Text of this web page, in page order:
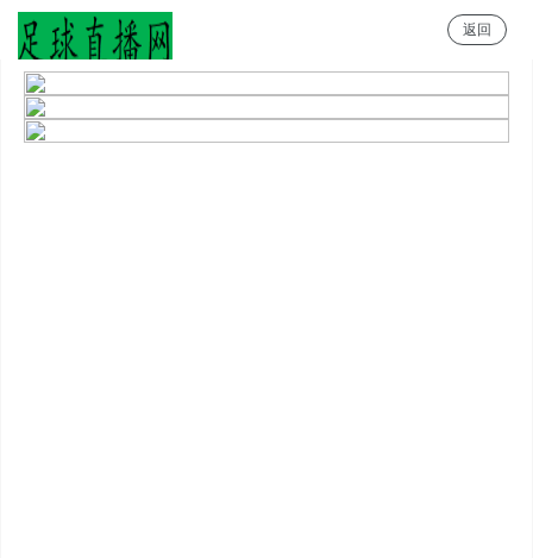
足球直播网
返回